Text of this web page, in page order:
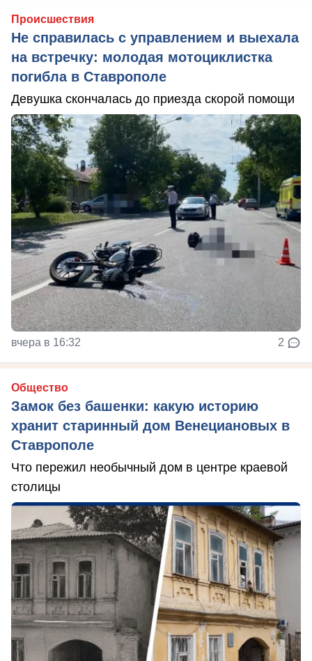
Происшествия
Не справилась с управлением и выехала
на встречку: молодая мотоциклистка
погибла в Ставрополе
Девушка скончалась до приезда скорой помощи
вчера в 16:32 2
Общество
Замок без башенки: какую историю
хранит старинный дом Венециановых в
Ставрополе
Что пережил необычный дом в центре краевой
столицы